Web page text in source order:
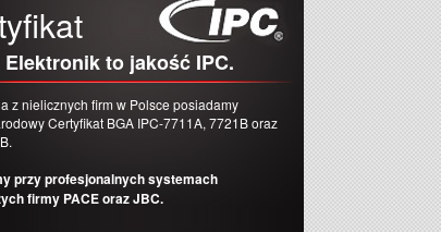
to jakość IPC.
z nielicznych firm w Polsce posiadamy
Certyfikat BGA IPC-7711A, 7721B oraz
przy profesjonalnych systemach
firmy PACE oraz JBC.